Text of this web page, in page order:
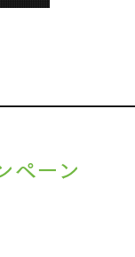
ペーン